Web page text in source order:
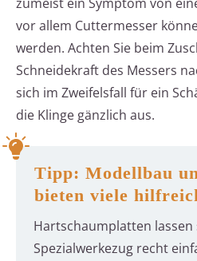
vor allem Cuttermesser
werden. Achten Sie beim
Schneidekraft des Messers
sich im Zweifelsfall für ein
die Klinge gänzlich aus.
Tipp: Modellbau
bieten viele
Hartschaumplatten lassen
Spezialwerkezug recht